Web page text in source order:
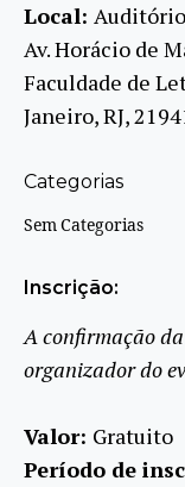
Local: Auditório
Av. Horácio de
Faculdade de
Janeiro, RJ,
Categorias
Sem Categorias
Inscrição:
A confirmação
organizador do
Valor: Gratuito
Período de